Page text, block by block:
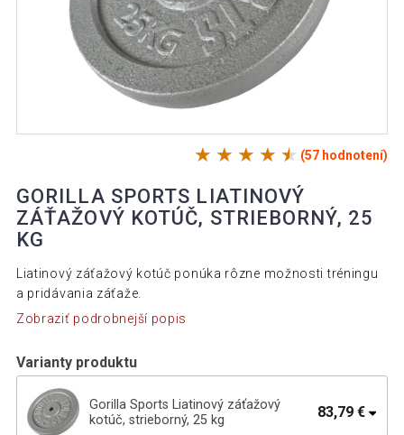
(57 hodnotení)
GORILLA SPORTS LIATINOVÝ
ZÁŤAŽOVÝ KOTÚČ, STRIEBORNÝ, 25
KG
Liatinový záťažový kotúč ponúka rôzne možnosti tréningu
a pridávania záťaže.
Zobraziť podrobnejší popis
Varianty produktu
Gorilla Sports Liatinový záťažový
kotúč, strieborný, 25 kg
83,79 €